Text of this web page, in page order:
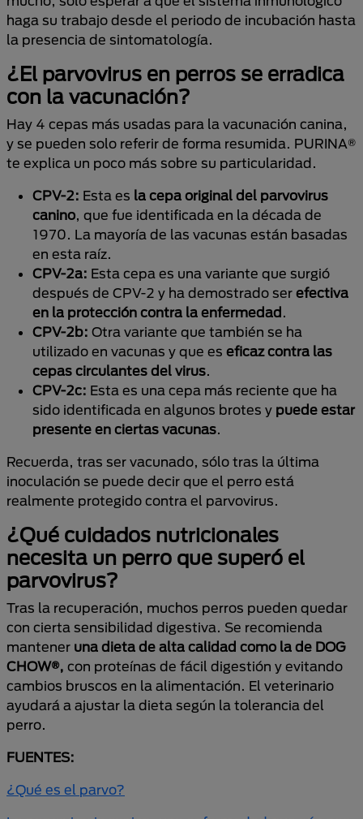
haga su trabajo desde el periodo de incubación hasta
la presencia de sintomatología.
¿El parvovirus en perros se erradica
con la vacunación?
Hay 4 cepas más usadas para la vacunación canina,
y se pueden solo referir de forma resumida. PURINA®
te explica un poco más sobre su particularidad.
CPV-2: Esta es la cepa original del parvovirus
canino, que fue identificada en la década de
1970. La mayoría de las vacunas están basadas
en esta raíz.
CPV-2a: Esta cepa es una variante que surgió
después de CPV-2 y ha demostrado ser efectiva
en la protección contra la enfermedad.
CPV-2b: Otra variante que también se ha
utilizado en vacunas y que es eficaz contra las
cepas circulantes del virus.
CPV-2c: Esta es una cepa más reciente que ha
sido identificada en algunos brotes y puede estar
presente en ciertas vacunas.
Recuerda, tras ser vacunado, sólo tras la última
inoculación se puede decir que el perro está
realmente protegido contra el parvovirus.
¿Qué cuidados nutricionales
necesita un perro que superó el
parvovirus?
Tras la recuperación, muchos perros pueden quedar
con cierta sensibilidad digestiva. Se recomienda
mantener una dieta de alta calidad como la de DOG
CHOW®, con proteínas de fácil digestión y evitando
cambios bruscos en la alimentación. El veterinario
ayudará a ajustar la dieta según la tolerancia del
perro.
FUENTES:
¿Qué es el parvo?